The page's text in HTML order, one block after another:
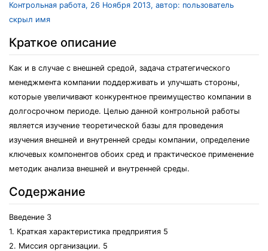
Контрольная работа, 26 Ноября 2013, автор: пользователь
скрыл имя
Краткое описание
Как и в случае с внешней средой, задача стратегического
менеджмента компании поддерживать и улучшать стороны,
которые увеличивают конкурентное преимущество компании в
долгосрочном периоде. Целью данной контрольной работы
является изучение теоретической базы для проведения
изучения внешней и внутренней среды компании, определение
ключевых компонентов обоих сред и практическое применение
методик анализа внешней и внутренней среды.
Содержание
Введение 3
1. Краткая характеристика предприятия 5
2. Миссия организации. 5